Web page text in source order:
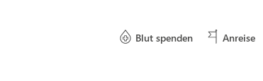
Blut spenden Anreise